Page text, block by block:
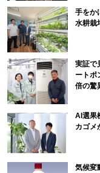
手をか
水耕栽
実証で
ートポ
倍の驚
AI選果
カゴメ
気候変